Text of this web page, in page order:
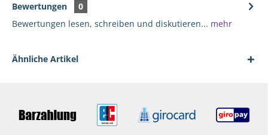
Bewertungen
0
Bewertungen lesen, schreiben und diskutieren... mehr
Ähnliche Artikel